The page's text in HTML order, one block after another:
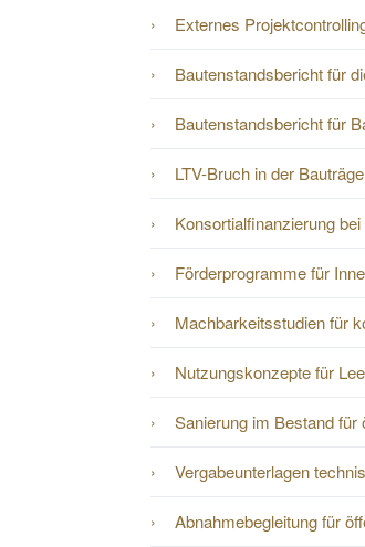
Externes
Bautenstandsbericht für
Bautenstandsbericht für
LTV-Bruch in der
Konsortialfinanzierung
Förderprogramme für
Machbarkeitsstudien für
Nutzungskonzepte für
Sanierung im Bestand für
Vergabeunterlagen
Abnahmebegleitung für